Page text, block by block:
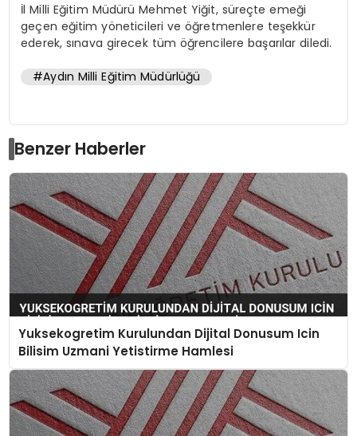
İl Milli Eğitim Müdürü Mehmet Yiğit, süreçte emeği
geçen eğitim yöneticileri ve öğretmenlere teşekkür
ederek, sınava girecek tüm öğrencilere başarılar diledi.
#Aydın Milli Eğitim Müdürlüğü
Benzer Haberler
Yuksekogretim Kurulundan Dijital Donusum Icin
Bilisim Uzmani Yetistirme Hamlesi